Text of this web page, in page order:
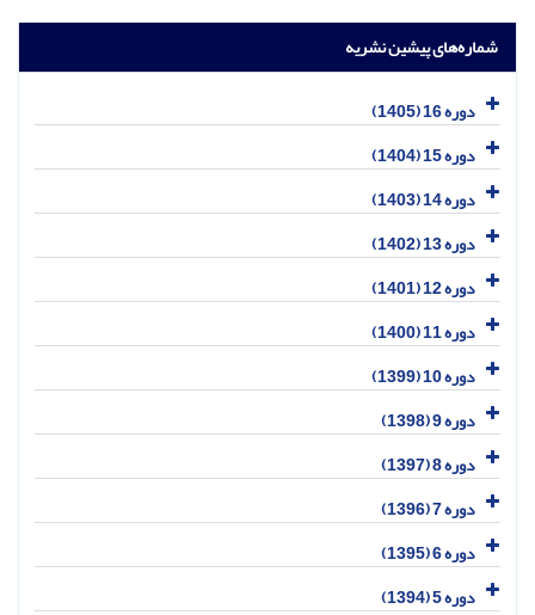
شماره‌های پیشین نشریه
دوره 16 (1405)
دوره 15 (1404)
دوره 14 (1403)
دوره 13 (1402)
دوره 12 (1401)
دوره 11 (1400)
دوره 10 (1399)
دوره 9 (1398)
دوره 8 (1397)
دوره 7 (1396)
دوره 6 (1395)
دوره 5 (1394)